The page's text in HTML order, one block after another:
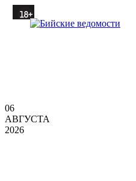
06
АВГУСТА
2026